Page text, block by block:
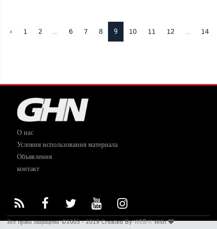
‹ 1 2 6 7 8 9 10 11 12 14
О нас
Условия использования материала
Объявления
контакт
Все права защищены ©2005 - 2019 Created ByWEB-XWith